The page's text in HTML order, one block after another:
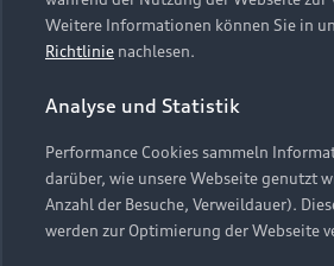
Servicekontakt
Vertrag widerrufen
Datenschutz
Audi erleben
Newsletter
Datenschutzinformation
Cookie-
Cookie-Richtlinie
Barrierefreiheit
Hinweis: Die aktuelle Darstellung
Embleme am Fahrzeug bei allen
Webseite kann abweichen.
Weitere Informationen können Sie in
Richtlinie nachlesen.
Analyse und Statistik
Performance Cookies sammeln
darüber, wie unsere Webseite genutzt
Anzahl der Besuche, Verweildauer).
werden zur Optimierung der Webseite